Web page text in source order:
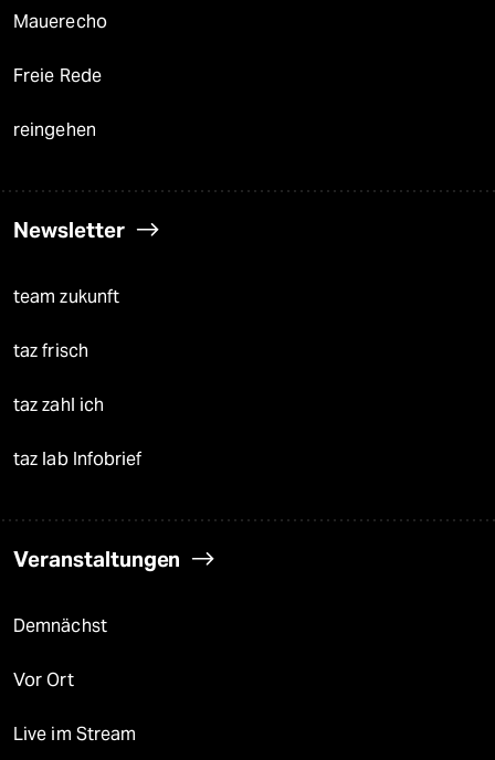
Mauerecho
Freie Rede
reingehen
Newsletter
team zukunft
taz frisch
taz zahl ich
taz lab Infobrief
Veranstaltungen
Demnächst
Vor Ort
Live im Stream